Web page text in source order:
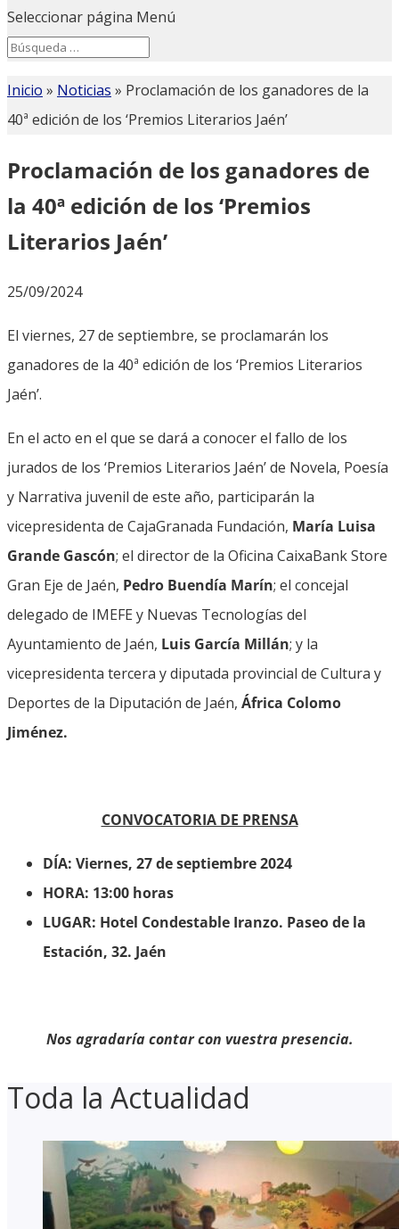
Seleccionar página Menú
Search
for...
Inicio » Noticias » Proclamación de los ganadores de la
40ª edición de los ‘Premios Literarios Jaén’
Proclamación de los ganadores de
la 40ª edición de los ‘Premios
Literarios Jaén’
25/09/2024
El viernes, 27 de septiembre, se proclamarán los
ganadores de la 40ª edición de los ‘Premios Literarios
Jaén’.
En el acto en el que se dará a conocer el fallo de los
jurados de los ‘Premios Literarios Jaén’ de Novela, Poesía
y Narrativa juvenil de este año, participarán la
vicepresidenta de CajaGranada Fundación, María Luisa
Grande Gascón; el director de la Oficina CaixaBank Store
Gran Eje de Jaén, Pedro Buendía Marín; el concejal
delegado de IMEFE y Nuevas Tecnologías del
Ayuntamiento de Jaén, Luis García Millán; y la
vicepresidenta tercera y diputada provincial de Cultura y
Deportes de la Diputación de Jaén, África Colomo
Jiménez.
CONVOCATORIA DE PRENSA
DÍA: Viernes, 27 de septiembre 2024
HORA: 13:00 horas
LUGAR: Hotel Condestable Iranzo. Paseo de la
Estación, 32. Jaén
Nos agradaría contar con vuestra presencia.
Toda la Actualidad